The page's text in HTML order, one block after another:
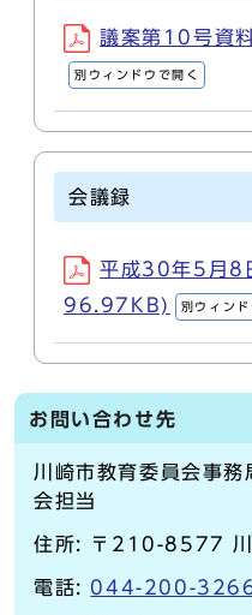
議案第10号資
別ウィンドウで開く
会議録
平成30年5月8
96.97KB)
別ウィンド
お問い合わせ先
川崎市教育委員会事
会担当
住所: 〒210-8577 川
電話: 044-200-